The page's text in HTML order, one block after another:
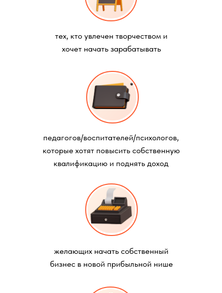
тех, кто увлечен творчеством и
хочет начать зарабатывать
педагогов/воспитателей/психологов,
которые хотят повысить собственную
квалификацию и поднять доход
желающих начать собственный
бизнес в новой прибыльной нише